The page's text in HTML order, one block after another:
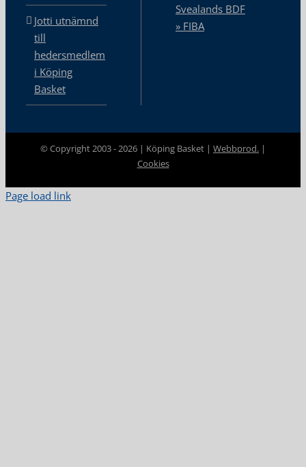
Jotti utnämnd
till
hedersmedlem
i Köping
Basket
Svealands BDF
» FIBA
© Copyright 2003 -2026 | Köping Basket | Webbprod. |
Cookies
Page load link